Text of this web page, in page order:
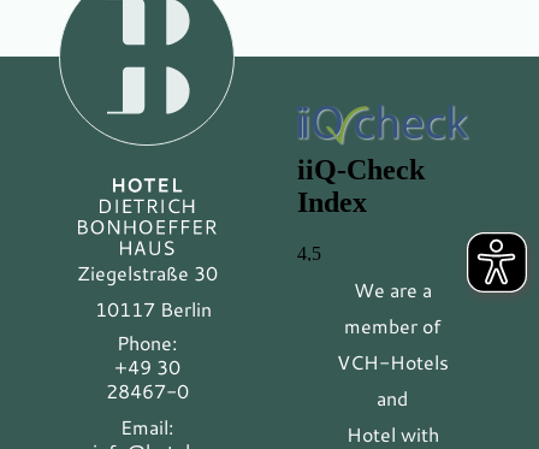
Ziegelstraße 30
10117 Berlin
Phone:
+49 30
28467-0
Email:
We are a
member of
VCH-Hotels
and
Hotel with